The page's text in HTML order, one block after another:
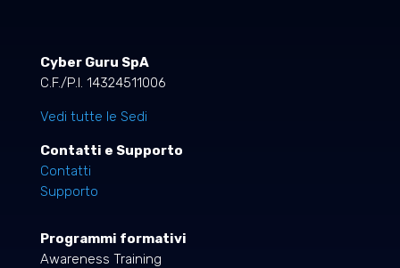
Cyber Guru SpA
C.F./P.I. 14324511006
Vedi tutte le Sedi
Contatti e Supporto
Contatti
Supporto
Programmi formativi
Awareness Training